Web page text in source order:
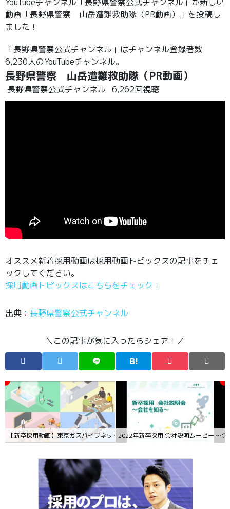
動画「長野県警察 山岳遭難救助隊（PR動画）」を投稿し
ました！
「長野県警察公式チャンネル」はチャンネル登録者数
6,230人のYouTubeチャンネル。
長野県警察 山岳遭難救助隊（PR動画）
長野県警察公式チャンネル 6,262回視聴
オススメ新着採用動画は採用動画トピックスの記事をチェ
ックしてください。
採用動画トピックスはこちらをチェック！
出典： 長野県警察公式チャンネル
＼この記事が気に入ったらシェア！／
2022年新卒採用 会社説明ムービー ～
【新卒採用動画】東京ガスパイプネットワーク株式会社様_募集職種紹介映像（